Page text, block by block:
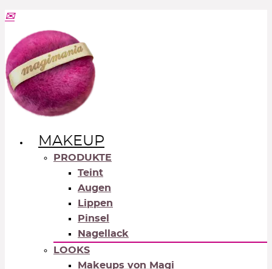
MAKEUP
PRODUKTE
Teint
Augen
Lippen
Pinsel
Nagellack
LOOKS
Makeups von Magi